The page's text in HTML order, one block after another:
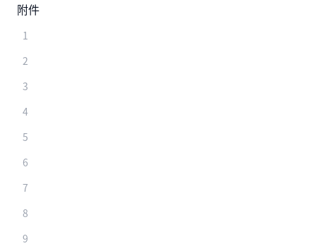
附件
1
2
3
4
5
6
7
8
9